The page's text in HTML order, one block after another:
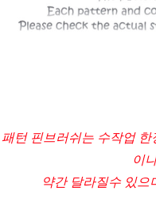
패턴 핀브러쉬는 수작업
이
약간 달라질수 있으